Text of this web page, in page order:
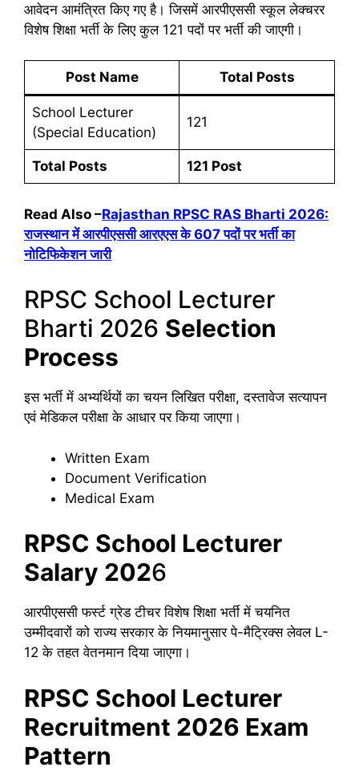
आवेदन आमंत्रित किए गए है। जिसमें आरपीएससी स्कूल लेक्चरर
विशेष शिक्षा भर्ती के लिए कुल 121 पदों पर भर्ती की जाएगी।
Post Name Total Posts
School Lecturer
(Special Education)
121
Total Posts 121 Post
Read Also –Rajasthan RPSC RAS Bharti 2026:
राजस्थान में आरपीएससी आरएएस के 607 पदों पर भर्ती का
नोटिफिकेशन जारी
RPSC School Lecturer
Bharti 2026 Selection
Process
इस भर्ती में अभ्यर्थियों का चयन लिखित परीक्षा, दस्तावेज सत्यापन
एवं मेडिकल परीक्षा के आधार पर किया जाएगा।
Written Exam
Document Verification
Medical Exam
RPSC School Lecturer
Salary 2026
आरपीएससी फर्स्ट ग्रेड टीचर विशेष शिक्षा भर्ती में चयनित
उम्मीदवारों को राज्य सरकार के नियमानुसार पे-मैट्रिक्स लेवल L-
12 के तहत वेतनमान दिया जाएगा।
RPSC School Lecturer
Recruitment 2026 Exam
Pattern